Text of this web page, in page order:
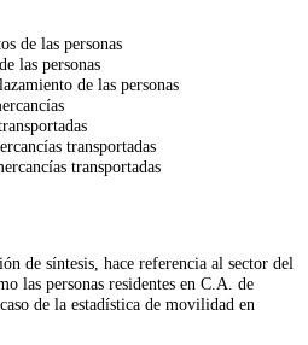
de las personas
las personas
de las personas
transportadas
transportadas
de síntesis, hace referencia al sector del
las personas residentes en C.A. de
de la estadística de movilidad en